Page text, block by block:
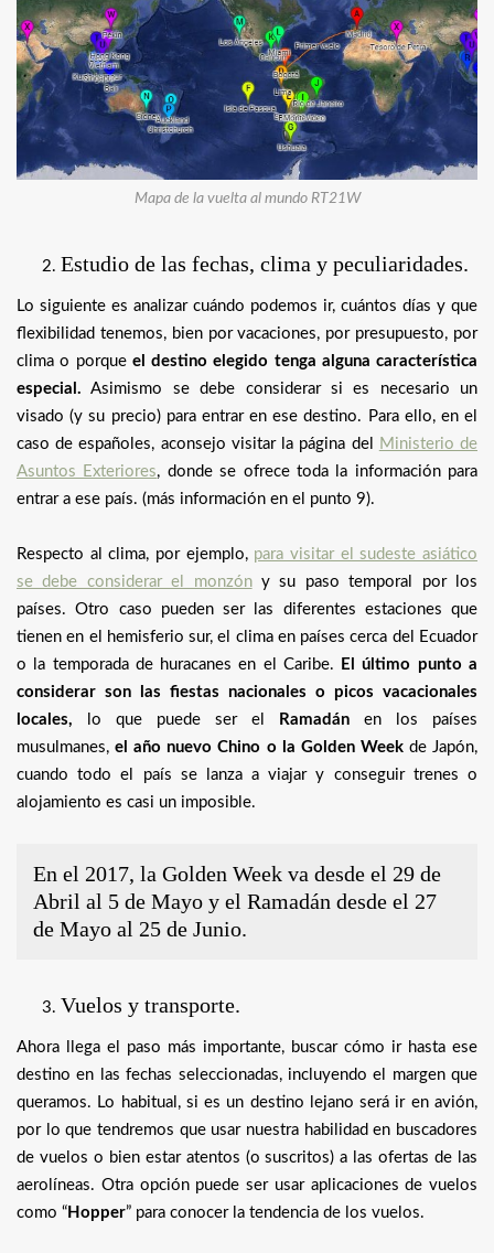
Mapa de la vuelta al mundo RT21W
Estudio de las fechas, clima y peculiaridades.
Lo siguiente es analizar cuándo podemos ir, cuántos días y que
flexibilidad tenemos, bien por vacaciones, por presupuesto, por
clima o porque el destino elegido tenga alguna característica
especial. Asimismo se debe considerar si es necesario un
visado (y su precio) para entrar en ese destino. Para ello, en el
caso de españoles, aconsejo visitar la página del
Ministerio de
Asuntos Exteriores, donde se ofrece toda la información para
entrar a ese país. (más información en el punto 9).
Respecto al clima, por ejemplo, para visitar el sudeste asiático
se debe considerar el monzóny su paso temporal por los
países. Otro caso pueden ser las diferentes estaciones que
tienen en el hemisferio sur, el clima en países cerca del Ecuador
o la temporada de huracanes en el Caribe.
El último punto a
considerar son las fiestas nacionales o picos vacacionales
locales, lo que puede ser el Ramadán en los países
musulmanes,el año nuevo Chino o la Golden Weekde Japón,
cuando todo el país se lanza a viajar y conseguir trenes o
alojamiento es casi un imposible.
En el 2017, la Golden Week va desde el 29 de
Abril al 5 de Mayo y el Ramadán desde el 27
de Mayo al 25 de Junio.
Vuelos y transporte.
Ahora llega el paso más importante, buscar cómo ir hasta ese
destino en las fechas seleccionadas, incluyendo el margen que
queramos. Lo habitual, si es un destino lejano será ir en avión,
por lo que tendremos que usar nuestra habilidad en buscadores
de vuelos o bien estar atentos (o suscritos) a las ofertas de las
aerolíneas. Otra opción puede ser usar aplicaciones de vuelos
como “ Hopper” para conocer la tendencia de los vuelos.